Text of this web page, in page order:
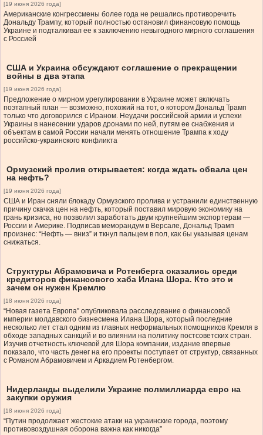
[19 июня 2026 года]
Американские конгрессмены более года не решались противоречить
Дональду Трампу, который полностью остановил финансовую помощь
Украине и подталкивал ее к заключению невыгодного мирного соглашения
с Россией
США и Украина обсуждают соглашение о прекращении
войны в два этапа
[19 июня 2026 года]
Предложение о мирном урегулировании в Украине может включать
поэтапный план — возможно, похожий на тот, о котором Дональд Трамп
только что договорился с Ираном. Неудачи российской армии и успехи
Украины в нанесении ударов дронами по ней, путям ее снабжения и
объектам в самой России начали менять отношение Трампа к ходу
российско-украинского конфликта
Ормузский пролив открывается: когда ждать обвала цен
на нефть?
[19 июня 2026 года]
США и Иран сняли блокаду Ормузского пролива и устранили единственную
причину скачка цен на нефть, который поставил мировую экономику на
грань кризиса, но позволил заработать двум крупнейшим экспортерам —
России и Америке. Подписав меморандум в Версале, Дональд Трамп
произнес: “Нефть — вниз” и ткнул пальцем в пол, как бы указывая ценам
снижаться.
Структуры Абрамовича и Ротенберга оказались среди
кредиторов финансового хаба Илана Шора. Кто это и
зачем он нужен Кремлю
[18 июня 2026 года]
“Новая газета Европа” опубликовала расследование о финансовой
империи молдавского бизнесмена Илана Шора, который последние
несколько лет стал одним из главных неформальных помощников Кремля в
обходе западных санкций и во влиянии на политику постсоветских стран.
Изучив отчетность ключевой для Шора компании, издание впервые
показало, что часть денег на его проекты поступает от структур, связанных
с Романом Абрамовичем и Аркадием Ротенбергом.
Нидерланды выделили Украине полмиллиарда евро на
закупки оружия
[18 июня 2026 года]
“Путин продолжает жестокие атаки на украинские города, поэтому
противовоздушная оборона важна как никогда”